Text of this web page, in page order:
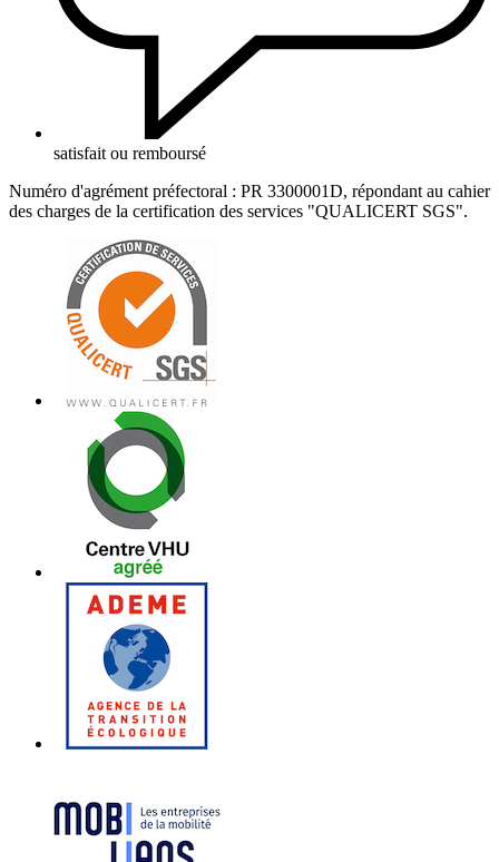
satisfait ou remboursé
Numéro d'agrément préfectoral : PR 3300001D, répondant au cahier
des charges de la certification des services "QUALICERT SGS".